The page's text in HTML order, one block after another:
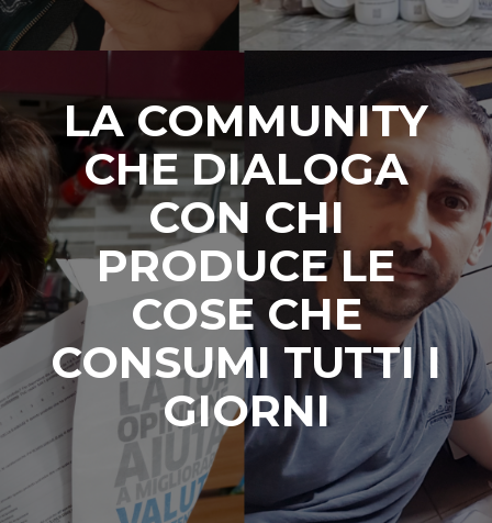
LA COMMUNITY
CHE DIALOGA
CON CHI
PRODUCE LE
COSE CHE
CONSUMI TUTTI I
GIORNI